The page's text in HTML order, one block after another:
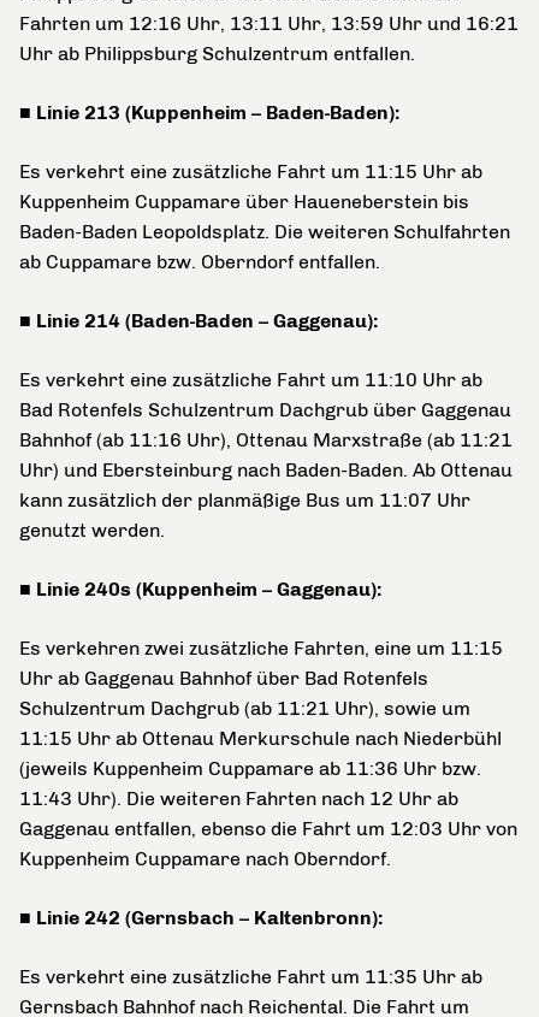
Fahrten um 12:16 Uhr, 13:11 Uhr, 13:59 Uhr und 16:21
Uhr ab Philippsburg Schulzentrum entfallen.
■ Linie 213 (Kuppenheim – Baden-Baden):
Es verkehrt eine zusätzliche Fahrt um 11:15 Uhr ab
Kuppenheim Cuppamare über Haueneberstein bis
Baden-Baden Leopoldsplatz. Die weiteren Schulfahrten
ab Cuppamare bzw. Oberndorf entfallen.
■ Linie 214 (Baden-Baden – Gaggenau):
Es verkehrt eine zusätzliche Fahrt um 11:10 Uhr ab
Bad Rotenfels Schulzentrum Dachgrub über Gaggenau
Bahnhof (ab 11:16 Uhr), Ottenau Marxstraße (ab 11:21
Uhr) und Ebersteinburg nach Baden-Baden. Ab Ottenau
kann zusätzlich der planmäßige Bus um 11:07 Uhr
genutzt werden.
■ Linie 240s (Kuppenheim – Gaggenau):
Es verkehren zwei zusätzliche Fahrten, eine um 11:15
Uhr ab Gaggenau Bahnhof über Bad Rotenfels
Schulzentrum Dachgrub (ab 11:21 Uhr), sowie um
11:15 Uhr ab Ottenau Merkurschule nach Niederbühl
(jeweils Kuppenheim Cuppamare ab 11:36 Uhr bzw.
11:43 Uhr). Die weiteren Fahrten nach 12 Uhr ab
Gaggenau entfallen, ebenso die Fahrt um 12:03 Uhr von
Kuppenheim Cuppamare nach Oberndorf.
■ Linie 242 (Gernsbach – Kaltenbronn):
Es verkehrt eine zusätzliche Fahrt um 11:35 Uhr ab
Gernsbach Bahnhof nach Reichental. Die Fahrt um